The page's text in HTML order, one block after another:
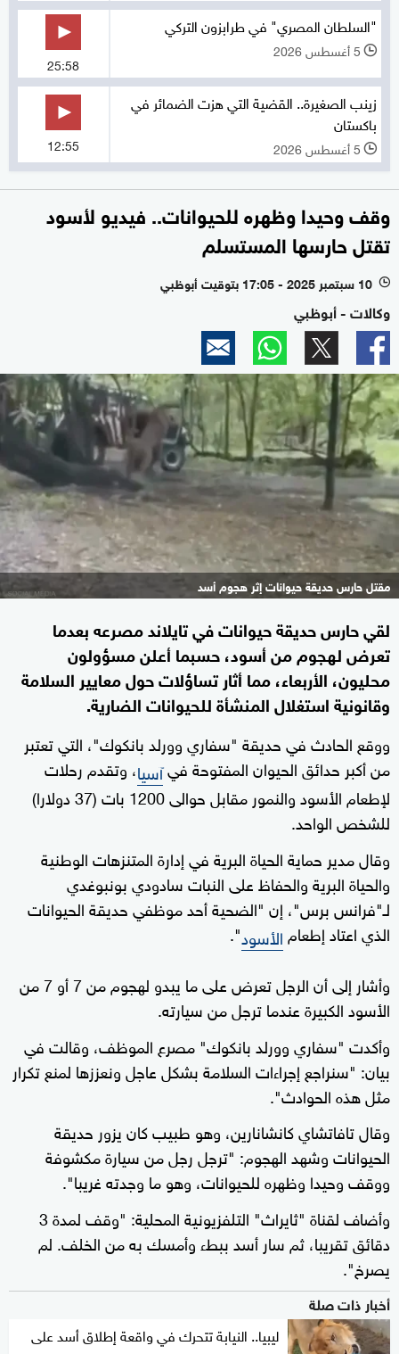
"السلطان المصري" في طرابزون التركي
l 5 أغسطس 2026
25:58
زينب الصغيرة.. القضية التي هزت الضمائر في
باكستان
l 5 أغسطس 2026 12:55
وقف وحيدا وظهره للحيوانات.. فيديو لأسود
تقتل حارسها المستسلم
l 10 سبتمبر 2025 - 17:05 بتوقيت أبوظبي
وكالات - أبوظبي
مقتل حارس حديقة حيوانات إثر هجوم أسد
لقي حارس حديقة حيوانات في تايلاند مصرعه بعدما
تعرض لهجوم من أسود، حسبما أعلن مسؤولون
محليون، الأربعاء، مما أثار تساؤلات حول معايير السلامة
وقانونية استغلال المنشأة للحيوانات الضارية.
ووقع الحادث في حديقة "سفاري وورلد بانكوك"، التي تعتبر
من أكبر حدائق الحيوان المفتوحة فيآسيا، وتقدم رحلات
لإطعام الأسود والنمور مقابل حوالى 1200 بات (37 دولارا)
للشخص الواحد.
وقال مدير حماية الحياة البرية في إدارة المتنزهات الوطنية
والحياة البرية والحفاظ على النبات سادودي بونبوغدي
لـ"فرانس برس"، إن "الضحية أحد موظفي حديقة الحيوانات
الذي اعتاد إطعام الأسود".
وأشار إلى أن الرجل تعرض على ما يبدو لهجوم من 7 أو 7 من
الأسود الكبيرة عندما ترجل من سيارته.
وأكدت "سفاري وورلد بانكوك" مصرع الموظف، وقالت في
بيان: "سنراجع إجراءات السلامة بشكل عاجل ونعززها لمنع تكرار
مثل هذه الحوادث".
وقال تافاتشاي كانشانارين، وهو طبيب كان يزور حديقة
الحيوانات وشهد الهجوم: "ترجل رجل من سيارة مكشوفة
ووقف وحيدا وظهره للحيوانات، وهو ما وجدته غريبا".
وأضاف لقناة "ثايراث" التلفزيونية المحلية: "وقف لمدة 3
دقائق تقريبا، ثم سار أسد ببطء وأمسك به من الخلف. لم
يصرخ".
أخبار ذات صلة
ليبيا.. النيابة تتحرك في واقعة إطلاق أسد على